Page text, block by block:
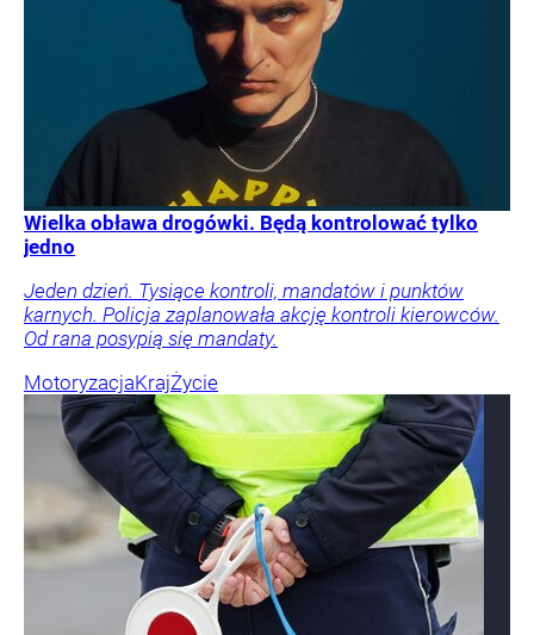
Wielka obława drogówki. Będą kontrolować tylko
jedno
Jeden dzień. Tysiące kontroli, mandatów i punktów
karnych. Policja zaplanowała akcję kontroli kierowców.
Od rana posypią się mandaty.
MotoryzacjaKrajŻycie